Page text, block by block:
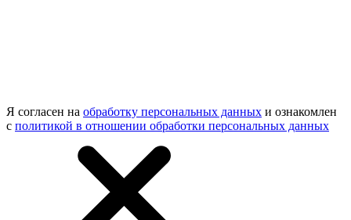
Я согласен на обработку персональных данных и ознакомлен
с политикой в отношении обработки персональных данных